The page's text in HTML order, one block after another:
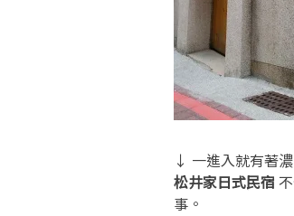
↓ 一進入就有著
松井家日式民宿
事。